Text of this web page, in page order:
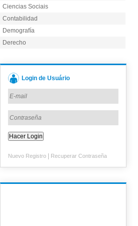
Ciencias Sociais
Contabilidad
Demografía
Derecho
Login de Usuário
Nuevo Registro Recuperar Contraseña